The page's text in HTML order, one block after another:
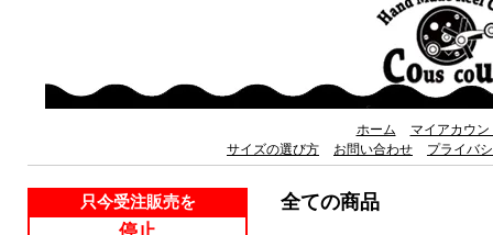
ホーム
マイアカウン
サイズの選び方
お問い合わせ プライバ
全ての商品
只今受注販売を